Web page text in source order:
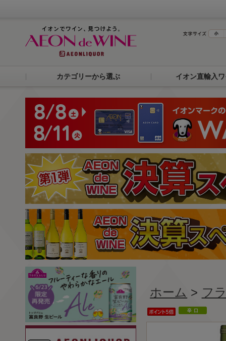
カテゴリーから選ぶ イオン直輸入
ホーム > フ